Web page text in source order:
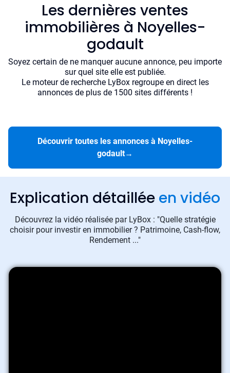
Les dernières ventes
immobilières à Noyelles-
godault
Soyez certain de ne manquer aucune annonce, peu importe
sur quel site elle est publiée.
Le moteur de recherche LyBox regroupe en direct les
annonces de plus de 1500 sites différents !
Découvrir toutes les annonces à Noyelles-
godault→
Explication détaillée en vidéo
Découvrez la vidéo réalisée par LyBox : "Quelle stratégie
choisir pour investir en immobilier ? Patrimoine, Cash-flow,
Rendement ..."